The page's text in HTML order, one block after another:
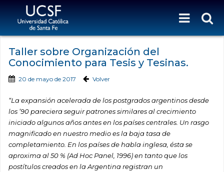
Taller sobre Organización del
Conocimiento para Tesis y Tesinas.
20 de mayo de 2017 Volver
“La expansión acelerada de los postgrados argentinos desde
los ’90 pareciera seguir patrones similares al crecimiento
iniciado algunos años antes en los países centrales. Un rasgo
magnificado en nuestro medio es la baja tasa de
completamiento. En los países de habla inglesa, ésta se
aproxima al 50 % (Ad Hoc Panel, 1996) en tanto que los
postítulos creados en la Argentina registran un